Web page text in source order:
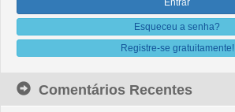
Esqueceu a senha?
Registre-se gratuitamente!
Comentários Recentes